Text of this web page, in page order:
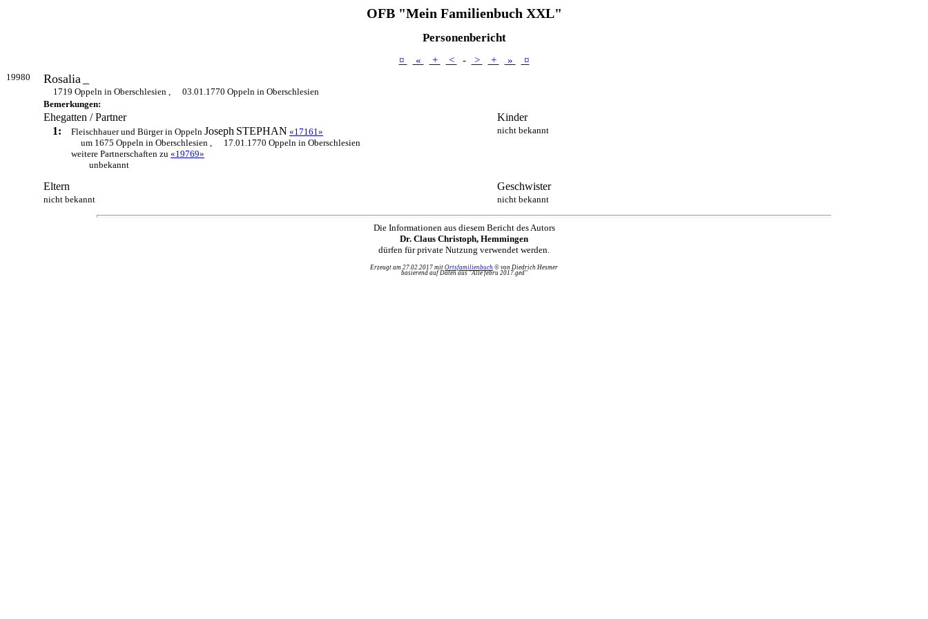
OFB "Mein Familienbuch XXL"
Personenbericht
¤ « + < - > + » ¤
19980 Rosalia
1719 Oppeln in Oberschlesien ,
03.01.1770 Oppeln in Oberschlesien
Bemerkungen:
Ehegatten / Partner
Kinder
1:
Fleischhauer und Bürger in Oppeln Joseph STEPHAN «17161»
um 1675 Oppeln in Oberschlesien ,
17.01.1770 Oppeln in Oberschlesien
weitere Partnerschaften zu «19769»
unbekannt
nicht bekannt
Eltern Geschwister
nicht bekannt nicht bekannt
Die Informationen aus diesem Bericht des Autors
Dr. Claus Christoph, Hemmingen
dürfen für private Nutzung verwendet werden.
Erzeugt am 27.02.2017 mit Ortsfamilienbuch © von Diedrich Hesmer
basierend auf Daten aus "Alle febru 2017.ged"